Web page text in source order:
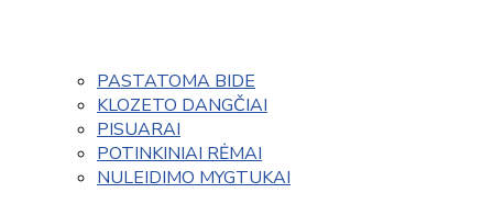
PASTATOMA BIDE
KLOZETO DANGČIAI
PISUARAI
POTINKINIAI RĖMAI
NULEIDIMO MYGTUKAI